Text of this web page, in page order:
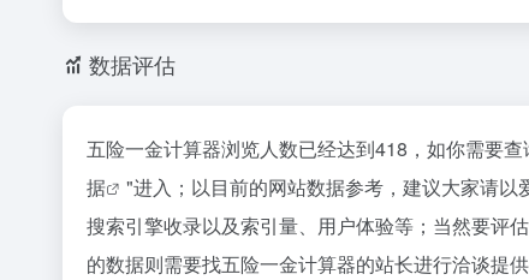
数据评估
五险一金计算器浏览人数已经达到418，如你需要
据
"进入；以目前的网站数据参考，建议大家请以
搜索引擎收录以及索引量、用户体验等；当然要评
的数据则需要找五险一金计算器的站长进行洽谈提